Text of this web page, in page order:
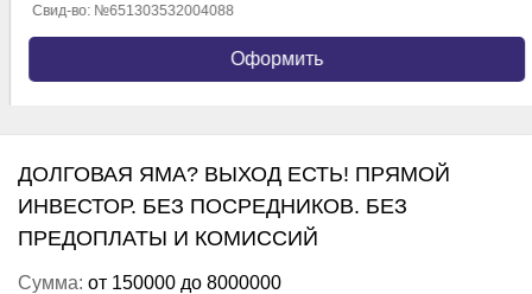
Свид-во: №651303532004088
Оформить
ДОЛГОВАЯ ЯМА? ВЫХОД ЕСТЬ! ПРЯМОЙ
ИНВЕСТОР. БЕЗ ПОСРЕДНИКОВ. БЕЗ
ПРЕДОПЛАТЫ И КОМИССИЙ
Сумма: от 150000 до 8000000